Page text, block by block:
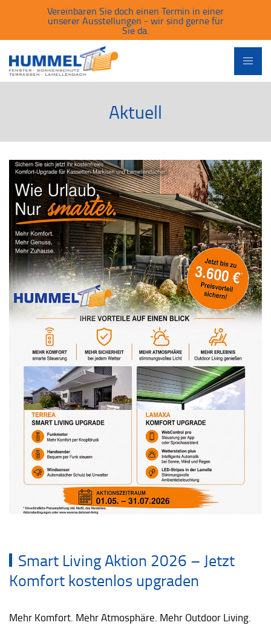
Vereinbaren Sie doch einen Termin in einer
unserer Ausstellungen - wir sind gerne für
Sie da.
Aktuell
Smart Living Aktion 2026 – Jetzt
Komfort kostenlos upgraden
Mehr Komfort. Mehr Atmosphäre. Mehr Outdoor Living.